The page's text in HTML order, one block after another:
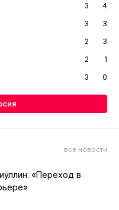
3
4
3
3
2
3
2
1
3 0
все новости
«Переход в